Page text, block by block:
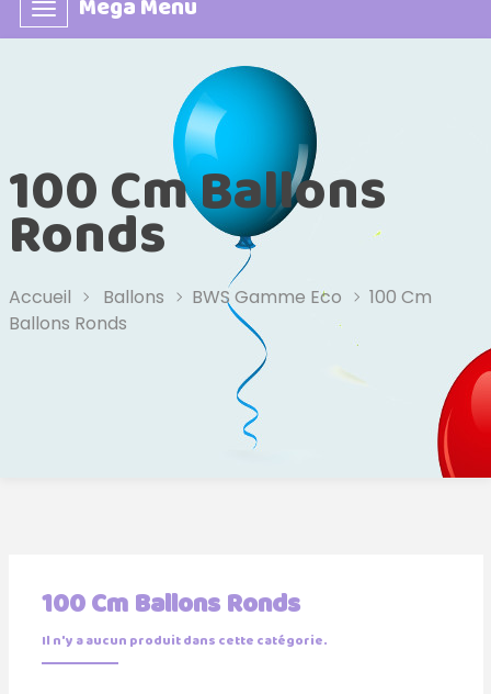
Basculer
la
Mega Menu
100 Cm Ballons
Ronds
Accueil Ballons BWS Gamme Eco
100 Cm
Ballons Ronds
100 Cm Ballons Ronds
Il n'y a aucun produit dans cette catégorie.